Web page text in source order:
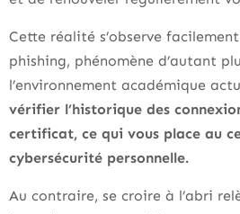
Cette réalité s’observe
phishing, phénomène d’autant
l’environnement académique
vérifier l’historique des
certificat, ce qui vous place au
cybersécurité personnelle.
Au contraire, se croire à l’abri